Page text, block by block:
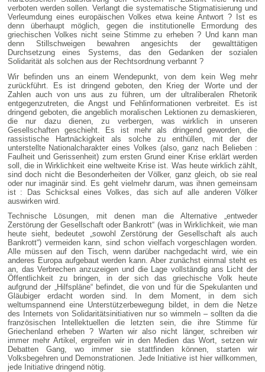
verboten werden sollen. Verlangt die systematische Stigmatisierung und
Verleumdung eines europäischen Volkes etwa keine Antwort ? Ist es
denn überhaupt möglich, gegen die institutionelle Ermordung des
griechischen Volkes nicht seine Stimme zu erheben ? Und kann man
denn Stillschweigen bewahren angesichts der gewalttätigen
Durchsetzung eines Systems, das den Gedanken der sozialen
Solidarität als solchen aus der Rechtsordnung verbannt ?
Wir befinden uns an einem Wendepunkt, von dem kein Weg mehr
zurückführt. Es ist dringend geboten, den Krieg der Worte und der
Zahlen auch von uns aus zu führen, um der ultraliberalen Rhetorik
entgegenzutreten, die Angst und Fehlinformationen verbreitet. Es ist
dringend geboten, die angeblich moralischen Lektionen zu demaskieren,
die nur dazu dienen, zu verbergen, was wirklich in unseren
Gesellschaften geschieht. Es ist mehr als dringend geworden, die
rassistische Hartnäckigkeit als solche zu enthüllen, mit der der
unterstellte Nationalcharakter eines Volkes (also, ganz nach Belieben :
Faulheit und Gerissenheit) zum ersten Grund einer Krise erklärt werden
soll, die in Wirklichkeit eine weltweite Krise ist. Was heute wirklich zählt,
sind doch nicht die Besonderheiten der Völker, ganz gleich, ob sie real
oder nur imaginär sind. Es geht vielmehr darum, was ihnen gemeinsam
ist : Das Schicksal eines Volkes, das sich auf alle anderen Völker
auswirken wird.
Technische Lösungen, mit denen man die Alternative „entweder
Zerstörung der Gesellschaft oder Bankrott“ (was in Wirklichkeit, wie man
heute sieht, bedeutet „sowohl Zerstörung der Gesellschaft als auch
Bankrott“) vermeiden kann, sind schon vielfach vorgeschlagen worden.
Alle müssen auf den Tisch, wenn darüber nachgedacht wird, wie ein
anderes Europa aufgebaut werden kann. Aber zunächst einmal steht es
an, das Verbrechen anzuzeigen und die Lage vollständig ans Licht der
Öffentlichkeit zu bringen, in der sich das griechische Volk heute
aufgrund der „Hilfspläne“ befindet, die von und für die Spekulanten und
Gläubiger erdacht worden sind. In dem Moment, in dem sich
weltumspannend eine Unterstützerbewegung bildet, in dem die Netze
des Internets von Solidaritätsinitiativen nur so wimmeln – sollten da die
französischen Intellektuellen die letzten sein, die ihre Stimme für
Griechenland erheben ? Warten wir also nicht länger, schreiben wir
immer mehr Artikel, ergreifen wir in den Medien das Wort, setzen wir
Debatten Gang, wo immer sie stattfinden können, starten wir
Volksbegehren und Demonstrationen. Jede Initiative ist hier willkommen,
jede Initiative dringend nötig.